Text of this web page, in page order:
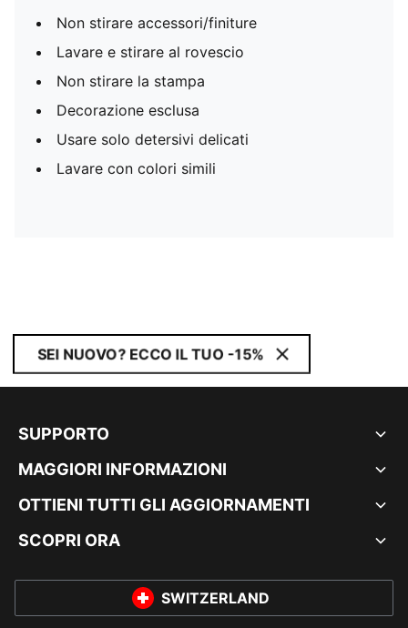
Non stirare accessori/finiture
Lavare e stirare al rovescio
Non stirare la stampa
Decorazione esclusa
Usare solo detersivi delicati
Lavare con colori simili
SEI NUOVO? ECCO IL TUO -15%
SUPPORTO
MAGGIORI INFORMAZIONI
OTTIENI TUTTI GLI AGGIORNAMENTI
SCOPRI ORA
SWITZERLAND